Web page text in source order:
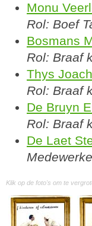
Monu
Rol: Boef
Bosmans
Rol: Braaf
Thys
Rol: Braaf
De Bruyn
Rol: Braaf
De Laet
Klik op de foto's om te